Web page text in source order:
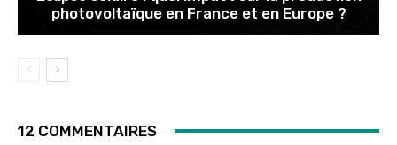
photovoltaïque en France et en Europe ?
12 COMMENTAIRES